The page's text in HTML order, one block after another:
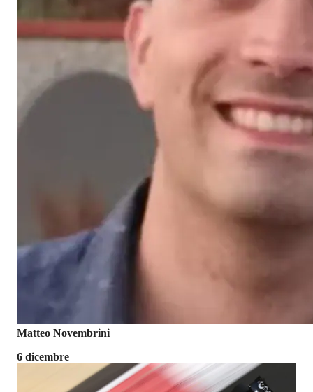
Matteo Novembrini
6 dicembre